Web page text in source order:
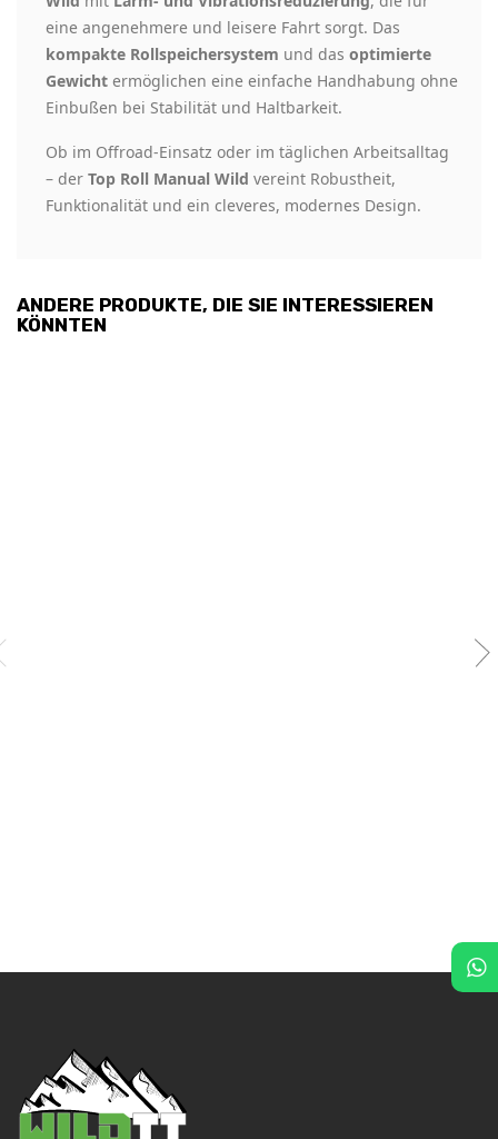
eine angenehmere und leisere Fahrt sorgt. Das
kompakte Rollspeichersystem und das optimierte
Gewicht ermöglichen eine einfache Handhabung ohne
Einbußen bei Stabilität und Haltbarkeit.
Ob im Offroad-Einsatz oder im täglichen Arbeitsalltag
– der Top Roll Manual Wild vereint Robustheit,
Funktionalität und ein cleveres, modernes Design.
ANDERE PRODUKTE, DIE SIE INTERESSIEREN
KÖNNTEN